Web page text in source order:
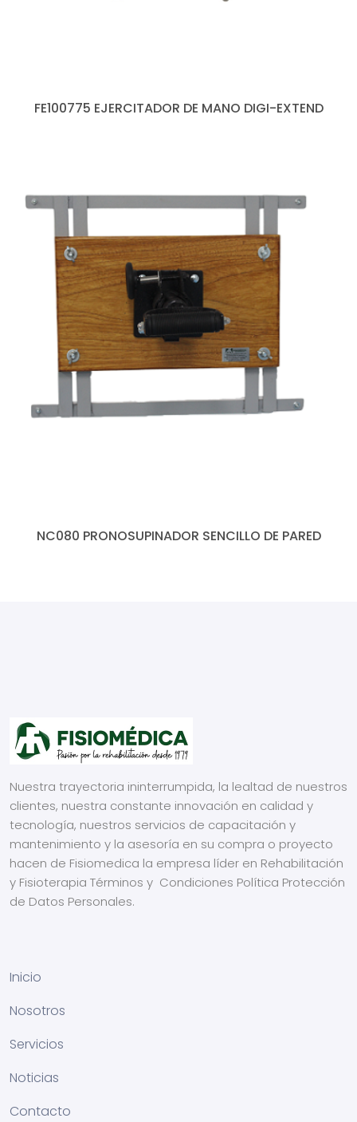
FE100775 EJERCITADOR DE MANO DIGI-EXTEND
NC080 PRONOSUPINADOR SENCILLO DE PARED
Nuestra trayectoria ininterrumpida, la lealtad de nuestros
clientes, nuestra constante innovación en calidad y
tecnología, nuestros servicios de capacitación y
mantenimiento y la asesoría en su compra o proyecto
hacen de Fisiomedica la empresa líder en Rehabilitación
y Fisioterapia Términos y Condiciones Política Protección
de Datos Personales.
Inicio
Nosotros
Servicios
Noticias
Contacto